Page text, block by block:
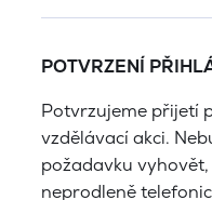
POTVRZENÍ
Potvrzujeme přijetí
vzdělávací akci.
požadavku
neprodleně